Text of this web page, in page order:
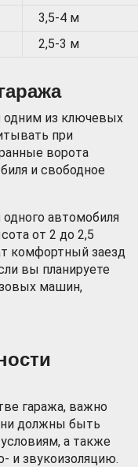
3,5-4 м
2,5-3 м
одним из ключевых
при
ворота
и свободное
автомобиля
от 2 до 2,5
комфортный заезд
вы планируете
машин,
гаража, важно
должны быть
а также
и звукоизоляцию.